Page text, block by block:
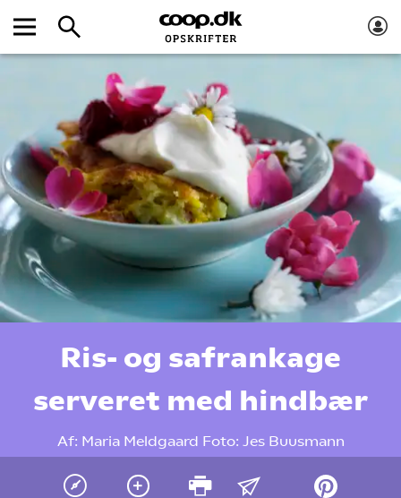
Ris- og safrankage
serveret med hindbær
Af: Maria Meldgaard Foto: Jes Buusmann